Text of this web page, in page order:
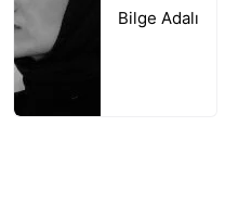
Bilge Adalı